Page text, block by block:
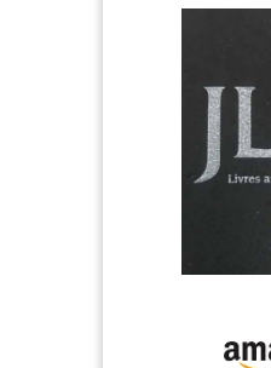
faciles Dessous
de réajuster
coussins sont
antidérapantes,
nous pouvons les
boucles ou du
de piano, les bancs,
bancs à chaussures,
coussin dont vous